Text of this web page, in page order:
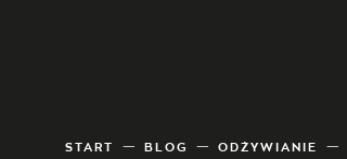
START BLOG ODŻYWIANIE